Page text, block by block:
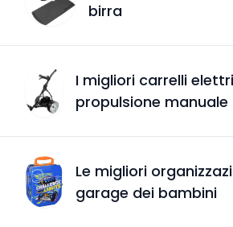
birra
I migliori carrelli
propulsione manuale
Le migliori
garage dei bambini